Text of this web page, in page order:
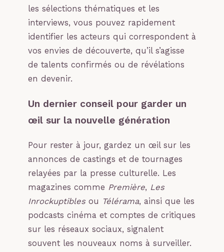
les sélections thématiques et les
interviews, vous pouvez rapidement
identifier les acteurs qui correspondent à
vos envies de découverte, qu’il s’agisse
de talents confirmés ou de révélations
en devenir.
Un dernier conseil pour garder un
œil sur la nouvelle génération
Pour rester à jour, gardez un œil sur les
annonces de castings et de tournages
relayées par la presse culturelle. Les
magazines comme Première, Les
Inrockuptibles ou Télérama, ainsi que les
podcasts cinéma et comptes de critiques
sur les réseaux sociaux, signalent
souvent les nouveaux noms à surveiller.